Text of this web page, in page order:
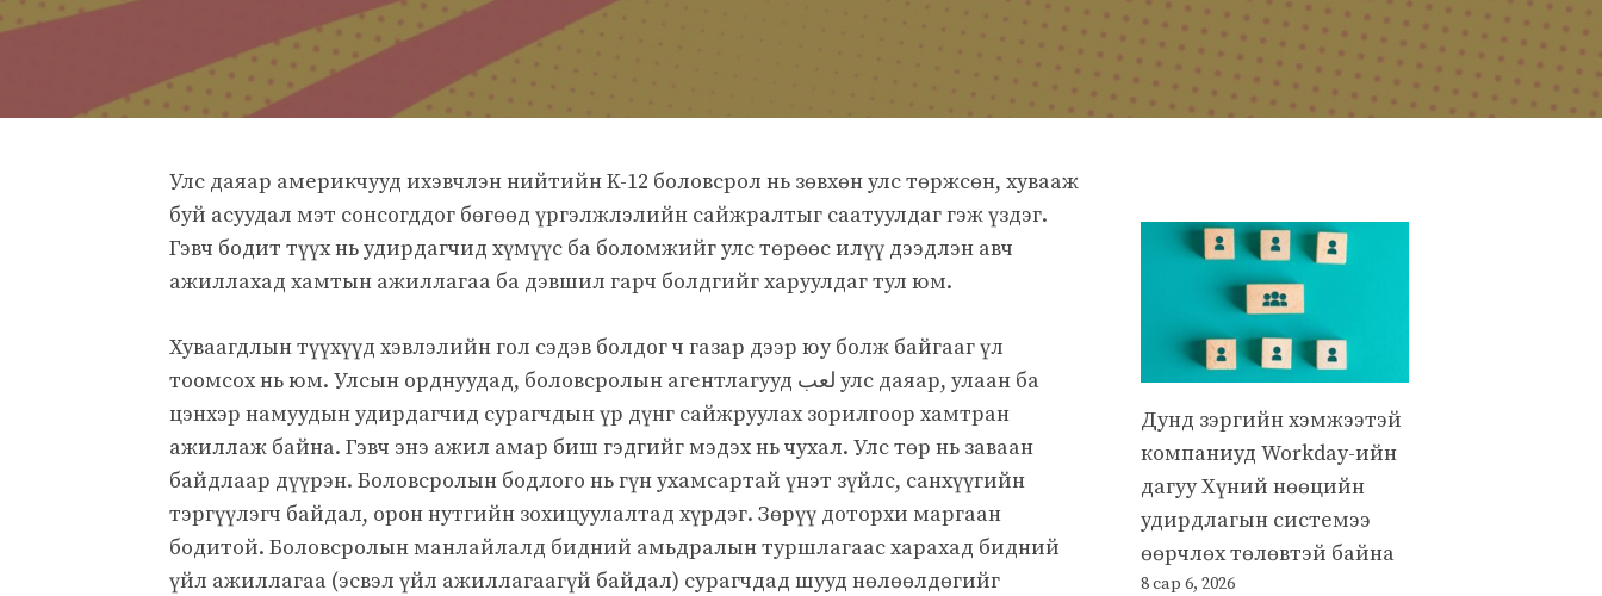
Улс даяар америкчууд ихэвчлэн нийтийн K-12 боловсрол нь зөвхөн улс төржсөн, хувааж
буй асуудал мэт сонсогддог бөгөөд үргэлжлэлийн сайжралтыг саатуулдаг гэж үздэг.
Гэвч бодит түүх нь удирдагчид хүмүүс ба боломжийг улс төрөөс илүү дээдлэн авч
ажиллахад хамтын ажиллагаа ба дэвшил гарч болдгийг харуулдаг тул юм.
Хуваагдлын түүхүүд хэвлэлийн гол сэдэв болдог ч газар дээр юу болж байгааг үл
тоомсох нь юм. Улсын орднуудад, боловсролын агентлагууд لعب улс даяар, улаан ба
цэнхэр намуудын удирдагчид сурагчдын үр дүнг сайжруулах зорилгоор хамтран
ажиллаж байна. Гэвч энэ ажил амар биш гэдгийг мэдэх нь чухал. Улс төр нь заваан
байдлаар дүүрэн. Боловсролын бодлого нь гүн ухамсартай үнэт зүйлс, санхүүгийн
тэргүүлэгч байдал, орон нутгийн зохицуулалтад хүрдэг. Зөрүү доторхи маргаан
бодитой. Боловсролын манлайлалд бидний амьдралын туршлагаас харахад бидний
үйл ажиллагаа (эсвэл үйл ажиллагаагүй байдал) сурагчдад шууд нөлөөлдөгийг
Дунд зэргийн хэмжээтэй
компаниуд Workday-ийн
дагуу Хүний нөөцийн
удирдлагын системээ
өөрчлөх төлөвтэй байна
8 сар 6, 2026